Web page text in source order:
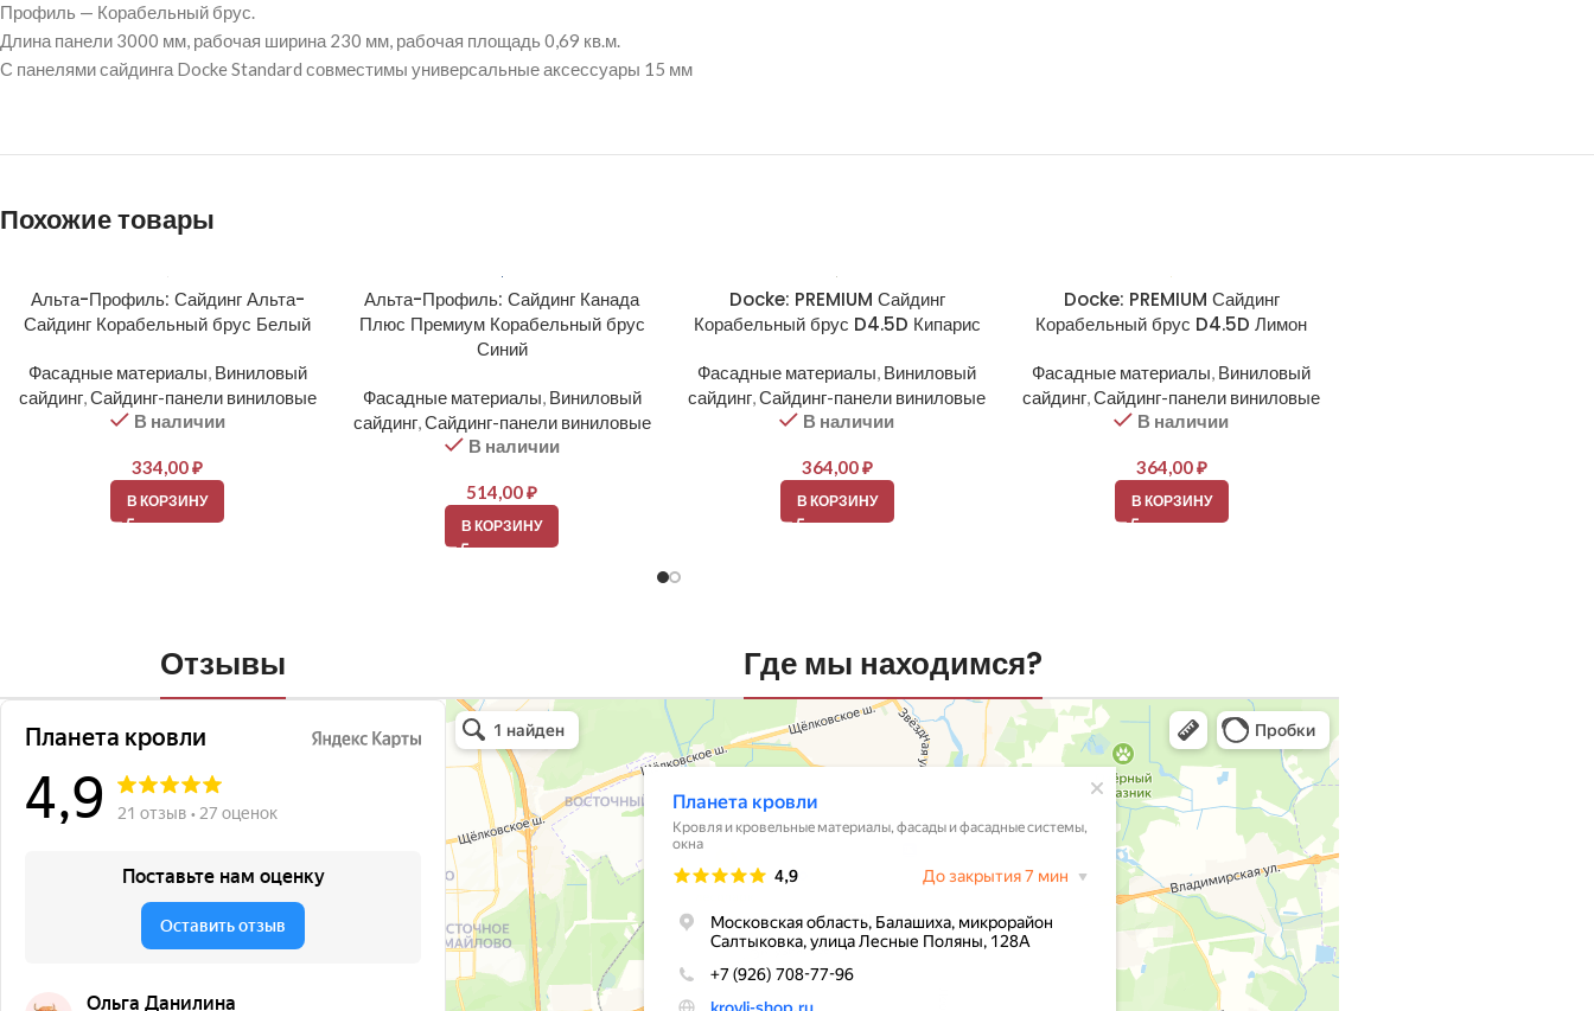
Профиль — Корабельный брус.
Длина панели 3000 мм, рабочая ширина 230 мм, рабочая площадь 0,69 кв.м.
С панелями сайдинга Docke Standard совместимы универсальные аксессуары 15 мм
Похожие товары
Альта-Профиль: Сайдинг Альта-
Сайдинг Корабельный брус Белый
Фасадные материалы, Виниловый
сайдинг,Сайдинг-панели виниловые
В наличии
334,00₽
В КОРЗИНУ
Альта-Профиль: Сайдинг Канада
Плюс Премиум Корабельный брус
Синий
Фасадные материалы, Виниловый
сайдинг,Сайдинг-панели виниловые
В наличии
514,00₽
В КОРЗИНУ
Docke: PREMIUM Сайдинг
Корабельный брус D4.5D Кипарис
Фасадные материалы, Виниловый
сайдинг,Сайдинг-панели виниловые
В наличии
364,00₽
В КОРЗИНУ
Docke: PREMIUM Сайдинг
Корабельный брус D4.5D Лимон
Фасадные материалы, Виниловый
сайдинг,Сайдинг-панели виниловые
В наличии
364,00₽
В КОРЗИНУ
Отзывы Где мы находимся?
Планета кровли
Кровля и кровельные материалы в Балашихе
Окна в Балашихе